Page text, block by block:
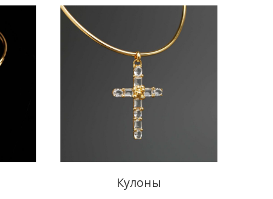
Кулоны